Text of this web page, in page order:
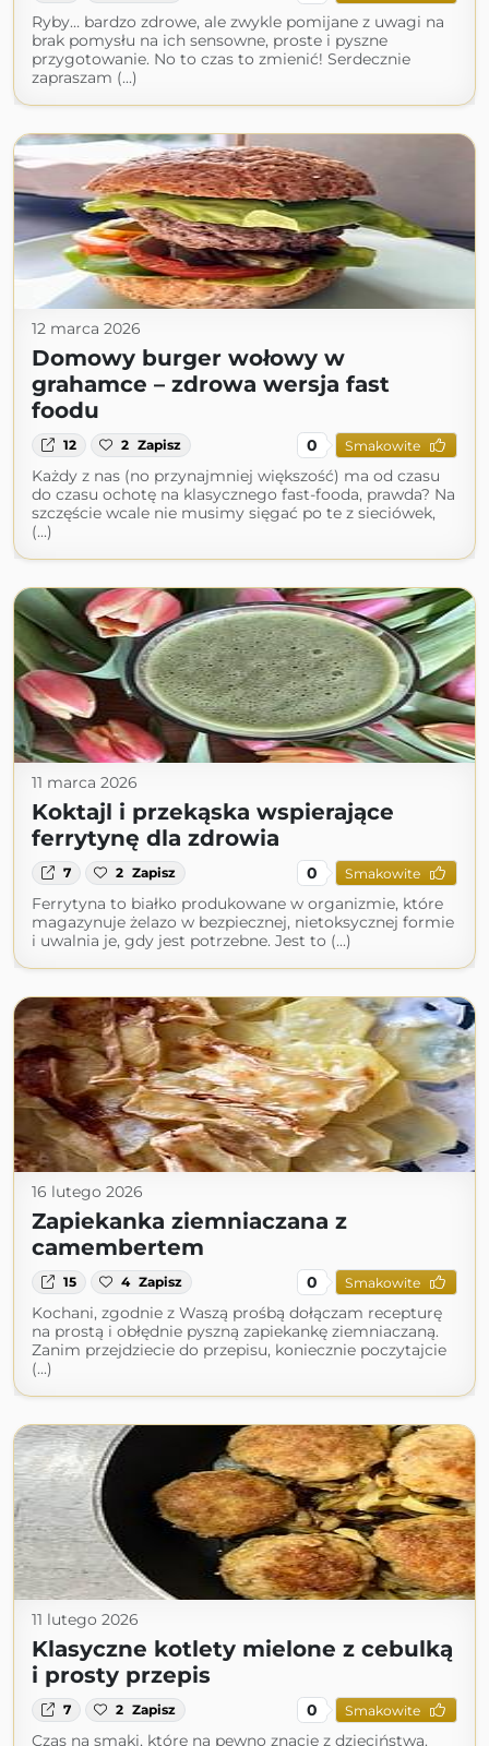
Ryby… bardzo zdrowe, ale zwykle pomijane z uwagi na
brak pomysłu na ich sensowne, proste i pyszne
przygotowanie. No to czas to zmienić! Serdecznie
zapraszam (...)
12 marca 2026
Domowy burger wołowy w
grahamce – zdrowa wersja fast
foodu
12 2 Zapisz 0 Smakowite
Każdy z nas (no przynajmniej większość) ma od czasu
do czasu ochotę na klasycznego fast-fooda, prawda? Na
szczęście wcale nie musimy sięgać po te z sieciówek,
(...)
11 marca 2026
Koktajl i przekąska wspierające
ferrytynę dla zdrowia
7 2 Zapisz 0 Smakowite
Ferrytyna to białko produkowane w organizmie, które
magazynuje żelazo w bezpiecznej, nietoksycznej formie
i uwalnia je, gdy jest potrzebne. Jest to (...)
16 lutego 2026
Zapiekanka ziemniaczana z
camembertem
15 4 Zapisz 0 Smakowite
Kochani, zgodnie z Waszą prośbą dołączam recepturę
na prostą i obłędnie pyszną zapiekankę ziemniaczaną.
Zanim przejdziecie do przepisu, koniecznie poczytajcie
(...)
11 lutego 2026
Klasyczne kotlety mielone z cebulką
i prosty przepis
7 2 Zapisz 0 Smakowite
Czas na smaki, które na pewno znacie z dzieciństwa.